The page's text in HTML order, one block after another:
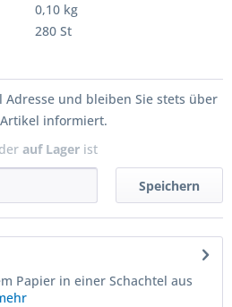
0,10 kg
280 St
Adresse und bleiben Sie stets über
informiert.
auf Lager ist
Speichern
Papier in einer Schachtel aus